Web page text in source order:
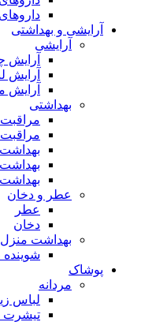
آرایشی و بهداشتی
آرایشی
آرایش
آرایش
آرایش
بهداشتی
بهداشت
عطر و دخان
عطر
دخان
بهداشت منزل
پوشاک
مردانه
لباس
تیشرت